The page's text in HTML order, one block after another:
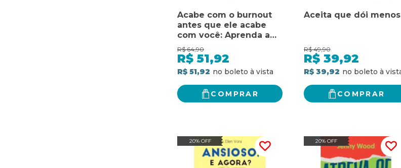
Acabe com o burnout
antes que ele acabe
com você: Aprenda a
valorizar o que
realmente importa e
mude sua vida
R$ 64,90
R$ 51,92
R$ 51,92
COMPRAR
Aceita que dói menos
R$ 49,90
R$ 39,92
R$ 39,92
COMPRAR
20% OFF 20% OFF